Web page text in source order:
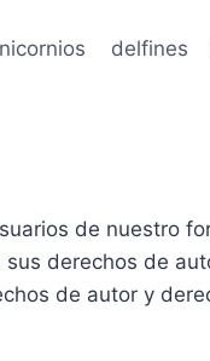
delfines
de nuestro
derechos de
de autor y